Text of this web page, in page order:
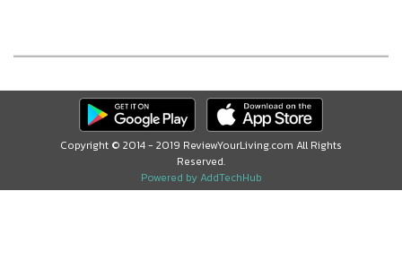
เสร็จ ปี 2558 สถานที่สำคัญใกล้เคียง Central รัตนาธิเบศร์ The
และขนาดห้อง แวนด้า ขนาด 27 - 33 ตารางเมตร แคทลี
ยา ขนาด 33 - 40 ตารางเมตร ฟาแลนอปซิส ขนาด 41 - 45
ตารางเมตร สิ่งอำนวยความสะดวก สระว่ายน้ำ ห้องฟิตเนส ล็อบบี้
: 02-526-2992, 092-703-4477 ดูรายละเอียดเพิ่มเติม :
Copyright © 2014 - 2019 ReviewYourLiving.com All Rights
Reserved.
Powered by AddTechHub